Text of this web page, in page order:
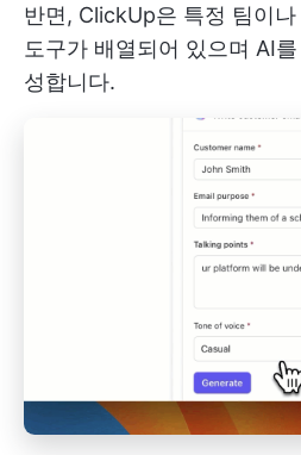
반면, ClickUp은 특정 팀이
도구가 배열되어 있으며 AI
성합니다.